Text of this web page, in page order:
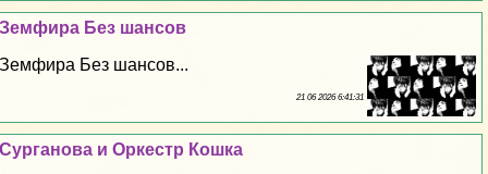
Земфира Без шансов
Земфира Без шансов...
21 06 2026 6:41:31
Сурганова и Оркестр Кошка